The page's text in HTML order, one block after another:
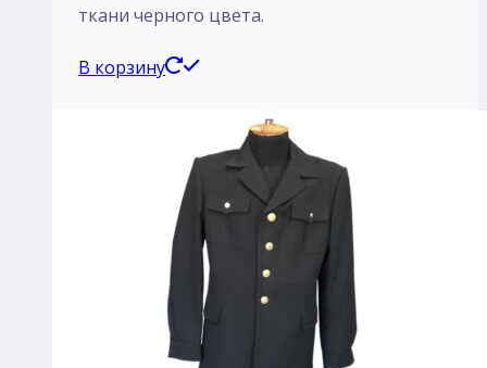
ткани черного цвета.
В корзину